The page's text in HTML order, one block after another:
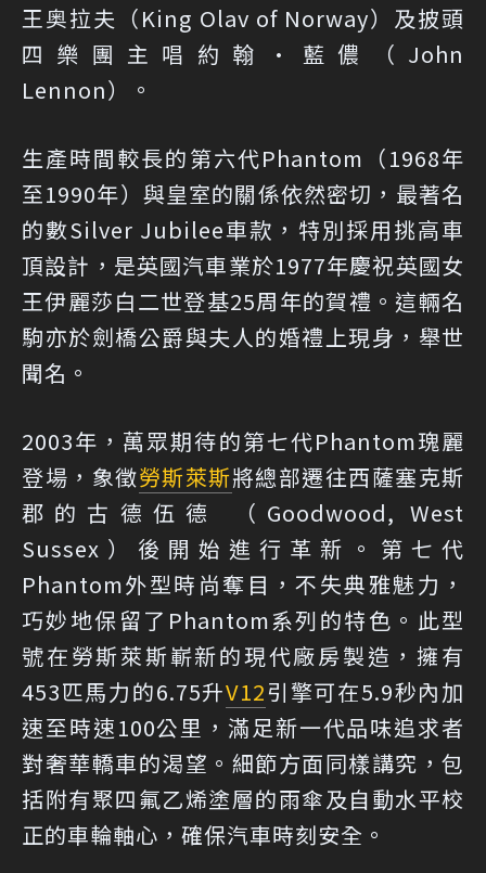
王奥拉夫（King Olav of Norway）及披頭
四樂團主唱約翰·藍儂（John
Lennon）。
生產時間較長的第六代Phantom（1968年
至1990年）與皇室的關係依然密切，最著名
的數Silver Jubilee車款，特別採用挑高車
頂設計，是英國汽車業於1977年慶祝英國女
王伊麗莎白二世登基25周年的賀禮。這輛名
駒亦於劍橋公爵與夫人的婚禮上現身，舉世
聞名。
2003年，萬眾期待的第七代Phantom瑰麗
登場，象徵勞斯萊斯將總部遷往西薩塞克斯
郡的古德伍德 （Goodwood, West
Sussex）後開始進行革新。第七代
Phantom外型時尚奪目，不失典雅魅力，
巧妙地保留了Phantom系列的特色。此型
號在勞斯萊斯嶄新的現代廠房製造，擁有
453匹馬力的6.75升V12引擎可在5.9秒內加
速至時速100公里，滿足新一代品味追求者
對奢華轎車的渴望。細節方面同樣講究，包
括附有聚四氟乙烯塗層的雨傘及自動水平校
正的車輪軸心，確保汽車時刻安全。